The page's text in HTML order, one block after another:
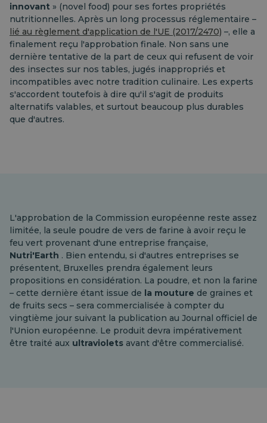
innovant » (novel food) pour ses fortes propriétés
nutritionnelles. Après un long processus réglementaire –
lié au règlement d'application de l'UE (2017/2470) –, elle a
finalement reçu l'approbation finale. Non sans une
dernière tentative de la part de ceux qui refusent de voir
des insectes sur nos tables, jugés inappropriés et
incompatibles avec notre tradition culinaire. Les experts
s'accordent toutefois à dire qu'il s'agit de produits
alternatifs valables, et surtout beaucoup plus durables
que d'autres.
L'approbation de la Commission européenne reste assez
limitée, la seule poudre de vers de farine à avoir reçu le
feu vert provenant d'une entreprise française,
Nutri'Earth . Bien entendu, si d'autres entreprises se
présentent, Bruxelles prendra également leurs
propositions en considération. La poudre, et non la farine
– cette dernière étant issue de la mouture de graines et
de fruits secs – sera commercialisée à compter du
vingtième jour suivant la publication au Journal officiel de
l'Union européenne. Le produit devra impérativement
être traité aux ultraviolets avant d'être commercialisé.